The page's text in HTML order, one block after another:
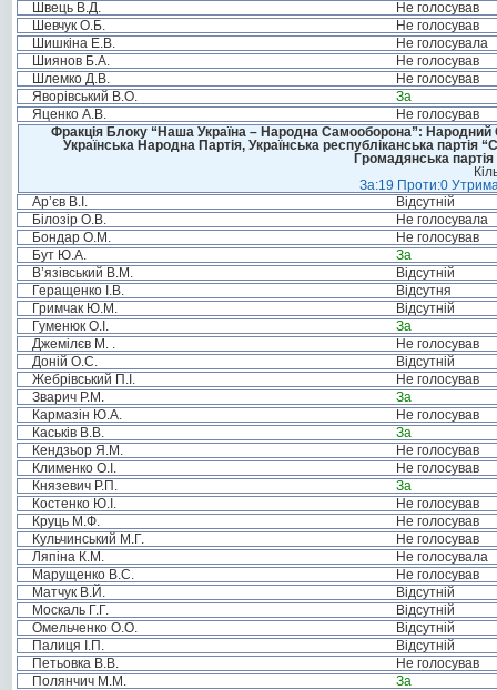
Швець В.Д.
Не голосував
Шевчук О.Б.
Не голосував
Шишкіна Е.В.
Не голосувала
Шиянов Б.А.
Не голосував
Шлемко Д.В.
Не голосував
Яворівський В.О.
За
Яценко А.В.
Не голосував
Фракція Блоку “Наша Україна – Народна Самооборона”: Народний
Українська Народна Партія, Українська республіканська
Громадянська
За:19 Проти:0
Ар’єв В.І.
Відсутній
Білозір О.В.
Не голосувала
Бондар О.М.
Не голосував
Бут Ю.А.
За
В’язівський В.М.
Відсутній
Геращенко І.В.
Відсутня
Гримчак Ю.М.
Відсутній
Гуменюк О.І.
За
Джемілєв М. .
Не голосував
Доній О.С.
Відсутній
Жебрівський П.І.
Не голосував
Зварич Р.М.
За
Кармазін Ю.А.
Не голосував
Каськів В.В.
За
Кендзьор Я.М.
Не голосував
Клименко О.І.
Не голосував
Князевич Р.П.
За
Костенко Ю.І.
Не голосував
Круць М.Ф.
Не голосував
Кульчинський М.Г.
Не голосував
Ляпіна К.М.
Не голосувала
Марущенко В.С.
Не голосував
Матчук В.Й.
Відсутній
Москаль Г.Г.
Відсутній
Омельченко О.О.
Відсутній
Палиця І.П.
Відсутній
Петьовка В.В.
Не голосував
Полянчич М.М.
За